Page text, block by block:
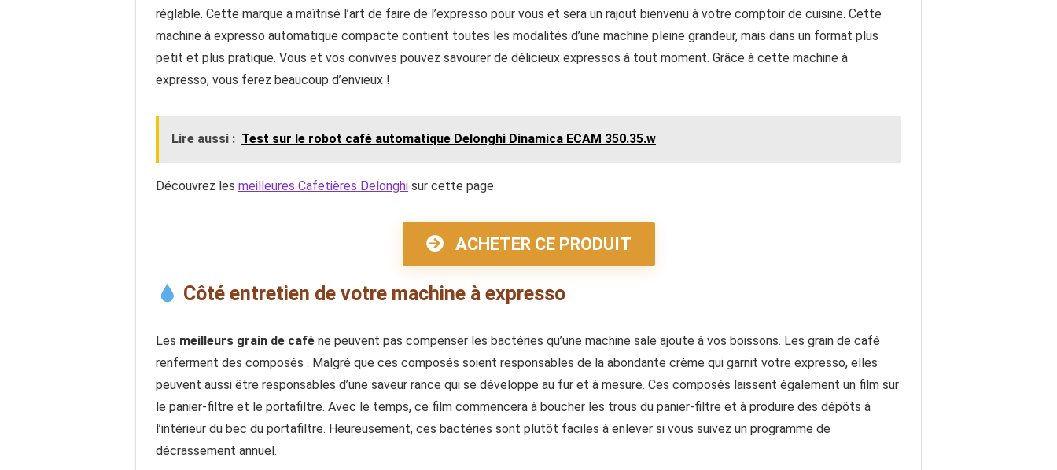
réglable. Cette marque a maîtrisé l’art de faire de l’expresso pour vous et sera un rajout bienvenu à votre comptoir de cuisine. Cette
machine à expresso automatique compacte contient toutes les modalités d’une machine pleine grandeur, mais dans un format plus
petit et plus pratique. Vous et vos convives pouvez savourer de délicieux expressos à tout moment. Grâce à cette machine à
expresso, vous ferez beaucoup d’envieux !
Lire aussi : Test sur le robot café automatique Delonghi Dinamica ECAM 350.35.w
Découvrez les meilleures Cafetières Delonghi sur cette page.
ACHETER CE PRODUIT
Côté entretien de votre machine à expresso
Les meilleurs grain de café ne peuvent pas compenser les bactéries qu’une machine sale ajoute à vos boissons. Les grain de café
renferment des composés . Malgré que ces composés soient responsables de la abondante crème qui garnit votre expresso, elles
peuvent aussi être responsables d’une saveur rance qui se développe au fur et à mesure. Ces composés laissent également un film sur
le panier-filtre et le portafiltre. Avec le temps, ce film commencera à boucher les trous du panier-filtre et à produire des dépôts à
l’intérieur du bec du portafiltre. Heureusement, ces bactéries sont plutôt faciles à enlever si vous suivez un programme de
décrassement annuel.